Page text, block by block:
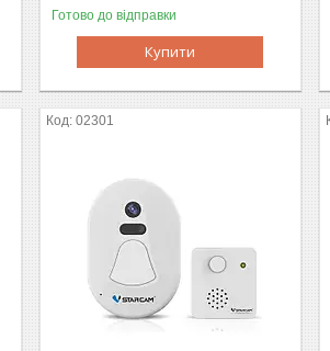
Готово до відправки
Купити
02301